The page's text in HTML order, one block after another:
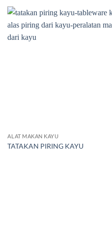
ALAT MAKAN KAYU
TATAKAN PIRING KAYU